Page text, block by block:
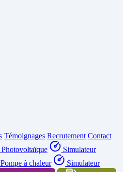
Témoignages Recrutement Contact
Simulateur
à chaleur
Simulateur